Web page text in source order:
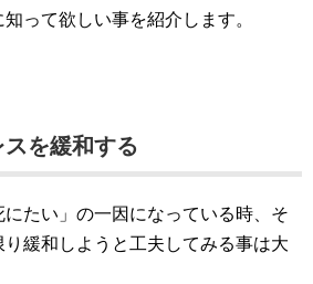
って欲しい事を紹介します。
を緩和する
たい」の一因になっている時、そ
緩和しようと工夫してみる事は大